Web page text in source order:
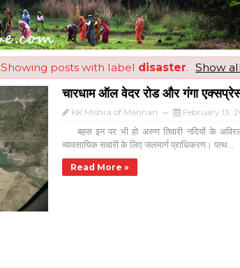
Showing posts with label disaster. Show
चारधाम ऑल वेदर रोड और गंगा
KK Mishra of Manhan February 13,
बहस इन पर भी हो अरुण तिवारी नदियों के
व्यावसायिक सवारी के लिए जलमार्ग प्राधिकरण। पत्थ...
Read More »